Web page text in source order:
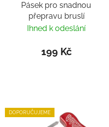
Pásek pro snadnou
přepravu bruslí
Ihned k odeslání
199 Kč
DOPORUČUJEME